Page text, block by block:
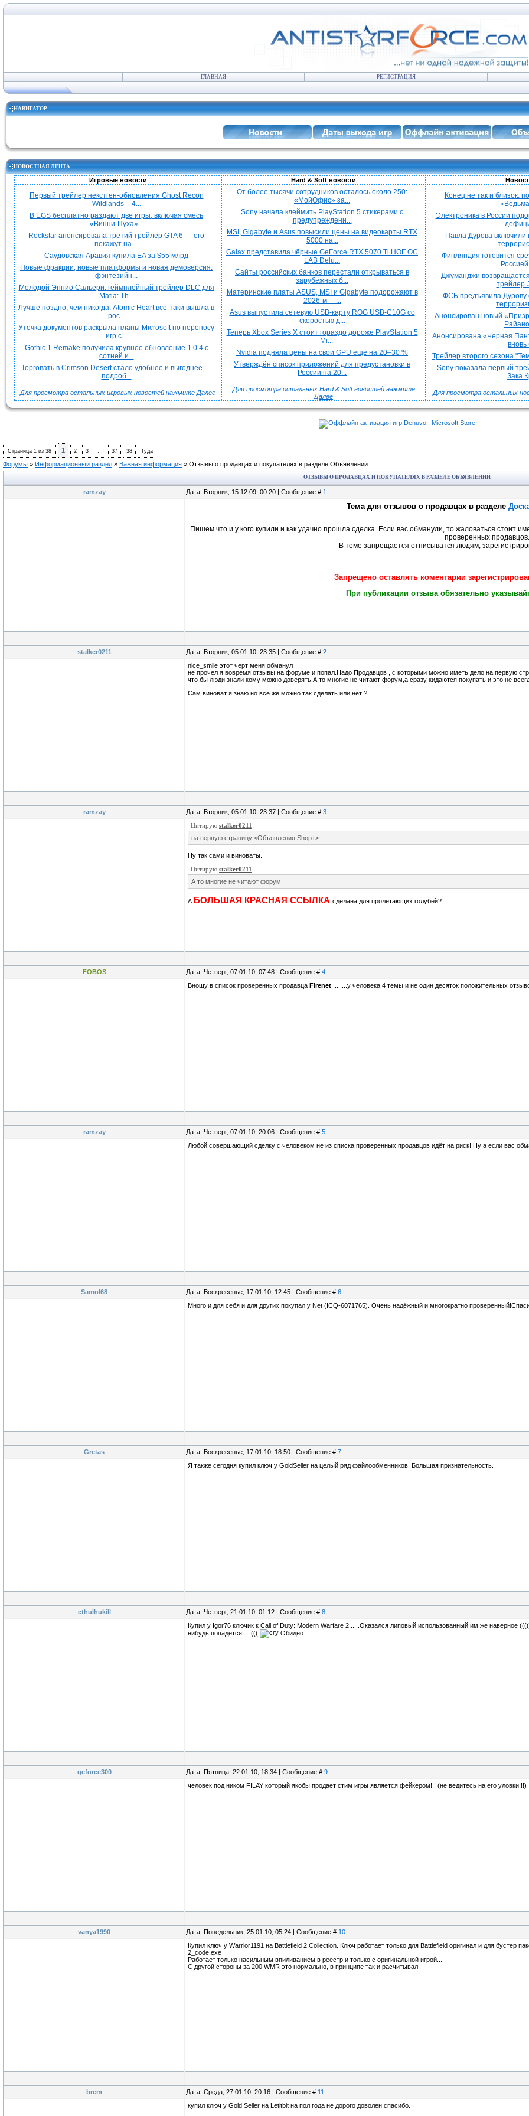
ГЛАВНАЯ РЕГИСТРАЦИЯ
НАВИГАТОР
НОВОСТНАЯ ЛЕНТА
Игровые новости Hard & Soft новости
Первый трейлер некстген-обновления Ghost Recon
Wildlands – 4...
В EGS бесплатно раздают две игры, включая смесь
«Винни-Пуха»...
Rockstar анонсировала третий трейлер GTA 6 — его
покажут на ...
Саудовская Аравия купила EA за $55 млрд
Новые фракции, новые платформы и новая демоверсия:
фэнтезийн...
Молодой Эннио Сальери: геймплейный трейлер DLC для
Mafia: Th...
Лучше поздно, чем никогда: Atomic Heart всё-таки вышла в
рос...
Утечка документов раскрыла планы Microsoft по переносу
игр с...
Gothic 1 Remake получила крупное обновление 1.0.4 с
сотней и...
Торговать в Crimson Desert стало удобнее и выгоднее —
подроб...
Для просмотра остальных игровых новостей нажмите Далее
От более тысячи сотрудников осталось около 250:
«МойОфис» за...
Sony начала клеймить PlayStation 5 стикерами с
предупреждени...
MSI, Gigabyte и Asus повысили цены на видеокарты RTX
5000 на...
Galax представила чёрные GeForce RTX 5070 Ti HOF OC
LAB Delu...
Сайты российских банков перестали открываться в
зарубежных б...
Материнские платы ASUS, MSI и Gigabyte подорожают в
2026-м —...
Asus выпустила сетевую USB-карту ROG USB-C10G со
скоростью д...
Теперь Xbox Series X стоит гораздо дороже PlayStation 5
— Mi...
Nvidia подняла цены на свои GPU ещё на 20–30 %
Утверждён список приложений для предустановки в
России на 20...
Для просмотра остальных Hard & Soft новостей нажмите
Далее
Конец не так и близок:
Электроника в России
Павла Дурова включили
Финляндия готовится
Джуманджи
трейлер
ФСБ предъявила Дурову
Анонсирован новый
Анонсирована «Черная
вновь
Трейлер второго сезона
Sony показала первый
Зака
Для просмотра остальных
Страница 1 из 38 1 2 3 … 37 38 Туда
Форумы » Информационный раздел » Важная информация » Отзывы о продавцах и покупателях в разделе Объявлений
ОТЗЫВЫ О ПРОДАВЦАХ И ПОКУПАТЕЛЯХ В РАЗДЕЛЕ ОБЪЯВЛЕНИЙ
ramzay Дата: Вторник, 15.12.09, 00:20 | Сообщение # 1
Тема для отзывов о продавцах в разделе
Пишем что и у кого купили и как удачно прошла сделка. Если вас обманули, то жаловаться стоит
проверенных продавцов.
В теме запрещается отписыватся людям,
Запрещено оставлять коментарии
При публикации отзыва обязательно
stalker0211 Дата: Вторник, 05.01.10, 23:35 | Сообщение # 2
nice_smile этот черт меня обманул
не прочел я вовремя отзывы на форуме и попал.Надо Продавцов , с которыми можно иметь дело на первую
что бы люди знали кому можно доверять.А то многие не читают форум,а сразу кидаются покупать и это не
Сам виноват я знаю но все же можно так сделать или нет ?
ramzay Дата: Вторник, 05.01.10, 23:37 | Сообщение # 3
Цитирую stalker0211 :
на первую страницу <Объявления Shop+>
Ну так сами и виноваты.
Цитирую stalker0211 :
А то многие не читают форум
А БОЛЬШАЯ КРАСНАЯ ССЫЛКА сделана для пролетающих голубей?
_FOBOS_ Дата: Четверг, 07.01.10, 07:48 | Сообщение # 4
Вношу в список проверенных продавца Firenet ........у человека 4 темы и не один десяток положительных
ramzay Дата: Четверг, 07.01.10, 20:06 | Сообщение # 5
Любой совершающий сделку с человеком не из списка проверенных продавцов идёт на риск! Ну а если вас
Samol68 Дата: Воскресенье, 17.01.10, 12:45 | Сообщение # 6
Много и для себя и для других покупал у Net (ICQ-6071765). Очень надёжный и многократно
Gretas Дата: Воскресенье, 17.01.10, 18:50 | Сообщение # 7
Я также сегодня купил ключ у GoldSeller на целый ряд файлообменников. Большая признательность.
cthulhukill Дата: Четверг, 21.01.10, 01:12 | Сообщение # 8
Купил у Igor76 ключик к Call of Duty: Modern Warfare 2......Оказался липовый использованный им же наверное
нибудь попадется.....(((
Обидно.
geforce300 Дата: Пятница, 22.01.10, 18:34 | Сообщение # 9
человек под ником FILAY который якобы продает стим игры является фейкером!!! (не ведитесь на его уловки!!!)
vanya1990 Дата: Понедельник, 25.01.10, 05:24 | Сообщение # 10
Купил ключ у Warrior1191 на Battlefield 2 Collection. Ключ работает только для Battlefield оригинал и для бустер
2_code.exe
Работает только насильным впиливанием в реестр и только с оригинальной игрой...
С другой стороны за 200 WMR это нормально, в принципе так и расчитывал.
brem Дата: Среда, 27.01.10, 20:16 | Сообщение # 11
купил ключ у Gold Seller на Letitbit на пол года не дорого доволен спасибо.